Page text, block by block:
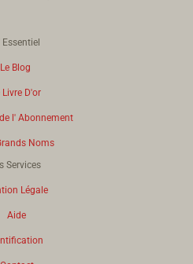
Essentiel
Le Blog
Livre D'or
l' Abonnement
Noms
Services
Légale
Aide